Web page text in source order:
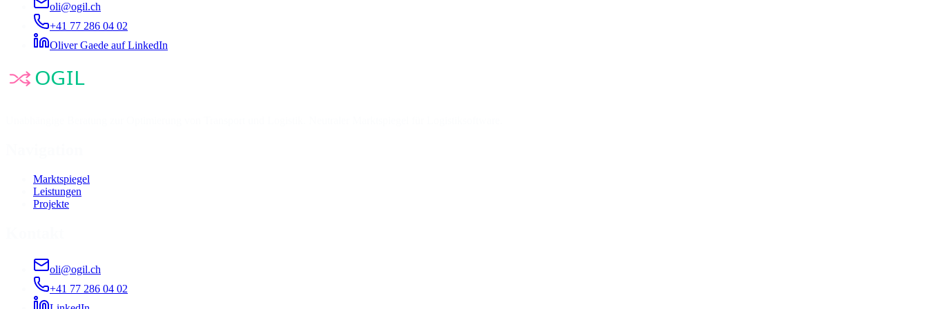
oli@ogil.ch
+41 77 286 04 02
Oliver Gaede auf LinkedIn
Marktspiegel
Leistungen
Projekte
oli@ogil.ch
+41 77 286 04 02